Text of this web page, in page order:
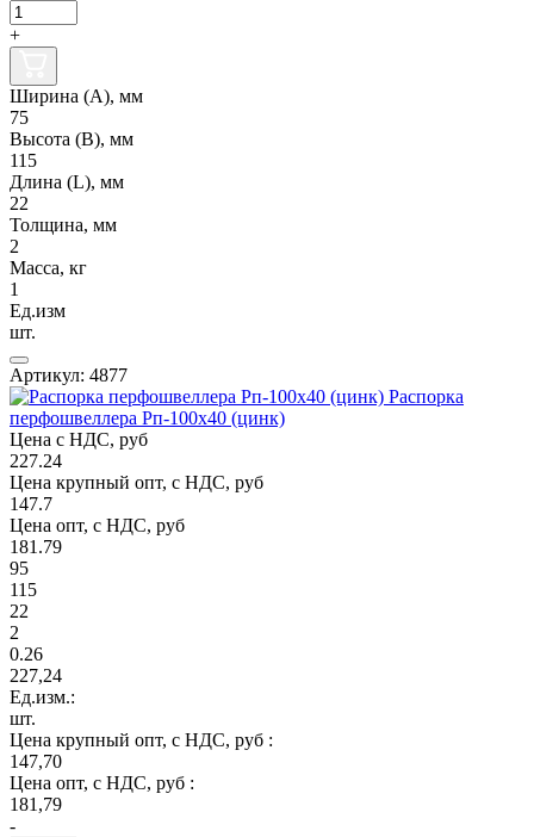
+
Ширина (А), мм
75
Высота (В), мм
115
Длина (L), мм
22
Толщина, мм
2
Масса, кг
1
Ед.изм
шт.
Артикул: 4877
Распорка
перфошвеллера Рп-100х40 (цинк)
Цена с НДС, руб
227.24
Цена крупный опт, с НДС, руб
147.7
Цена опт, с НДС, руб
181.79
95
115
22
2
0.26
227,24
Ед.изм.:
шт.
Цена крупный опт, с НДС, руб :
147,70
Цена опт, с НДС, руб :
181,79
-